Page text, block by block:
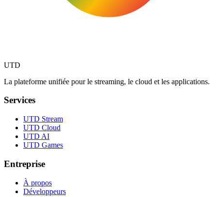
UTD
La plateforme unifiée pour le streaming, le cloud et les applications.
Services
UTD Stream
UTD Cloud
UTD AI
UTD Games
Entreprise
À propos
Développeurs